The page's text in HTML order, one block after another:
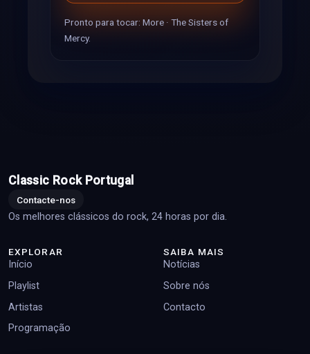
Pronto para tocar: More · The Sisters of
Mercy.
Classic Rock Portugal
Contacte-nos
Os melhores clássicos do rock, 24 horas por dia.
EXPLORAR
Início
Playlist
Artistas
Programação
SAIBA MAIS
Notícias
Sobre nós
Contacto